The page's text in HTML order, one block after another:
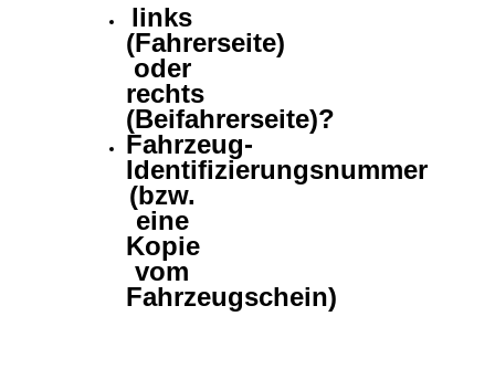
links
(Fahrerseite)
oder
rechts
(Beifahrerseite)?
Fahrzeug-
Identifizierungsnummer
(bzw.
eine
Kopie
vom
Fahrzeugschein)